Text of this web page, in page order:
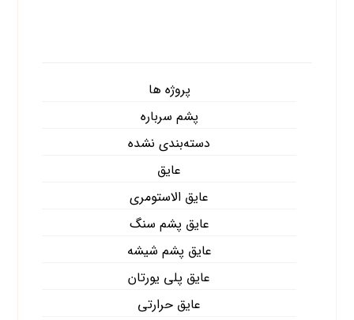
پروژه ها
پشم سرباره
دسته‌بندی نشده
عایق
عایق الاستومری
عایق پشم سنگ
عایق پشم شیشه
عایق پلی یورتان
عایق حرارتی